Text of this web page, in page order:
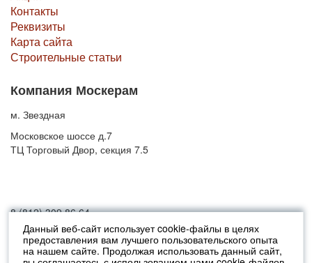
Данный веб-сайт использует cookie-файлы в целях
предоставления вам лучшего пользовательского опыта
на нашем сайте. Продолжая использовать данный сайт,
Контакты
Реквизиты
Карта сайта
Строительные статьи
Компания Москерам
м. Звездная
Московское шоссе д.7
ТЦ Торговый Двор, секция 7.5
8 (812) 309 86 64
© 2010-2026 Москерам
Указанные на сайте цены не являются публичной офертой (ст.435 ГК